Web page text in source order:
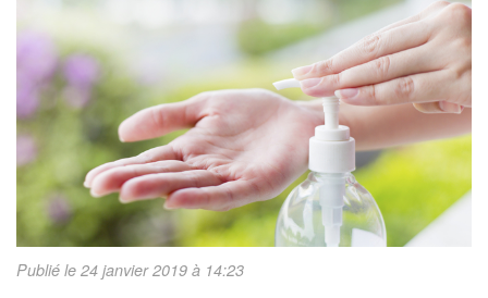
Publié le 24 janvier 2019 à 14:23